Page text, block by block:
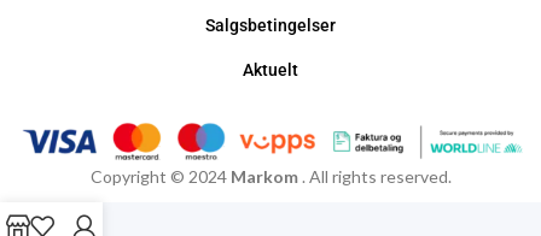
Salgsbetingelser
Aktuelt
Copyright © 2024 Markom . All rights reserved.